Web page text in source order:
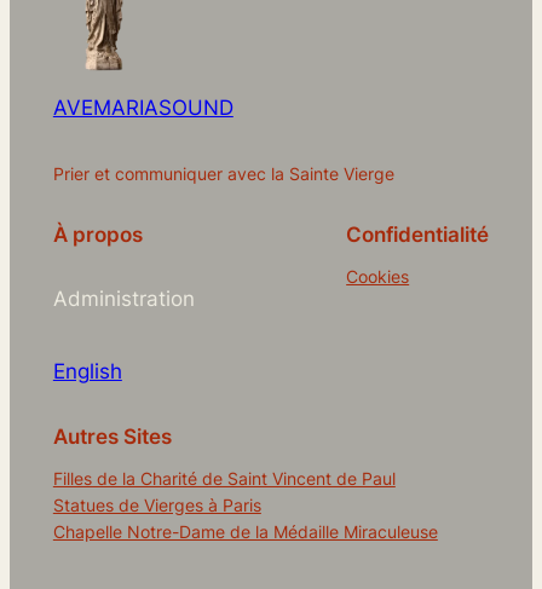
AVEMARIASOUND
Prier et communiquer avec la Sainte Vierge
À propos
Administration
English
Confidentialité
Cookies
Autres Sites
Filles de la Charité de Saint Vincent de Paul
Statues de Vierges à Paris
Chapelle Notre-Dame de la Médaille Miraculeuse